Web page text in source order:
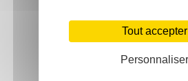
Tout accepter
Personnaliser